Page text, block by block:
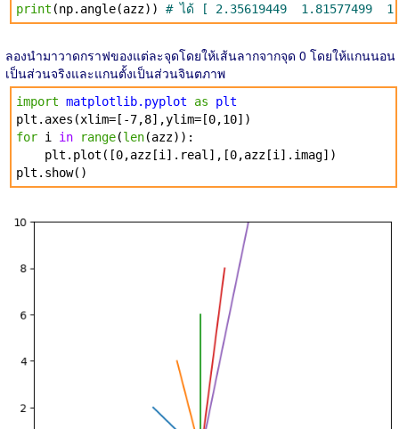
print (np.angle(azz)) # ได้ [ 2.35619449 1.81577499
ลองนำมาวาดกราฟของแต่ละจุดโดยให้เส้นลากจากจุด 0 โดยให้แกนนอน
เป็นส่วนจริงและแกนตั้งเป็นส่วนจินตภาพ
import matplotlib.pyplot as plt
plt.axes(xlim=[-7,8],ylim=[0,10])
for i in range(len(azz)):
plt.plot([0,azz[i].real],[0,azz[i].imag])
plt.show()